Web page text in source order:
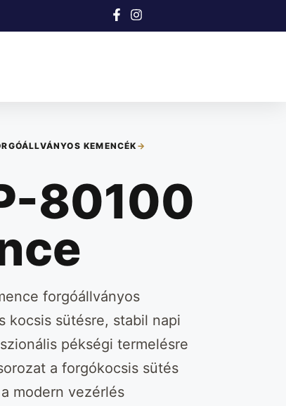
KEMENCÉK →
80100
forgóállványos
kocsis sütésre, stabil napi
pékségi termelésre
a forgókocsis sütés
modern vezérlés